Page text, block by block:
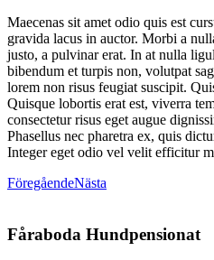
Maecenas sit amet odio quis est
gravida lacus in auctor. Morbi a
justo, a pulvinar erat. In at nulla
bibendum et turpis non, volutpat
lorem non risus feugiat suscipit.
Quisque lobortis erat est, viverra
consectetur risus eget augue
Phasellus nec pharetra ex, quis
Integer eget odio vel velit efficitur
FöregåendeNästa
Fåraboda Hundpensionat